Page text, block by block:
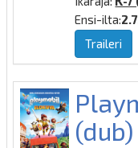
Ensi-ilta:
Traileri
(dub)